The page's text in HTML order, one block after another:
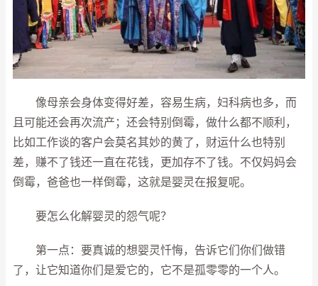
像母亲会身体变得好差，容易生病，妇科病也多，而
且可能还会再次流产；还会特别倒霉，做什么都不顺利，
比如工作谈的客户会莫名其妙的黄了，财运什么也特别
差，赚不了钱还一直在花钱，更加存不了钱。不仅妈妈会
倒霉，爸爸也一样倒霉，这就是婴灵在报复呢。
要怎么化解婴灵的怨气呢？
第一点：要真诚的想婴灵忏悔，告诉它们你们做错
了，让它知道你们是爱它的，它不是孤零零的一个人。